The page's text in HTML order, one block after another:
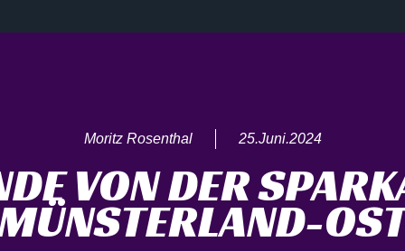
Moritz Rosenthal 25.Juni.2024
VON DER